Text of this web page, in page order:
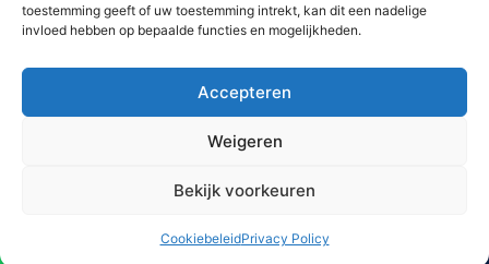
toestemming geeft of uw toestemming intrekt, kan dit een nadelige
invloed hebben op bepaalde functies en mogelijkheden.
Accepteren
Weigeren
Bekijk voorkeuren
CookiebeleidPrivacy Policy
Vul hier je e-mail adres in om het
GRATIS wandelboekje te
ontvangen
Versturen